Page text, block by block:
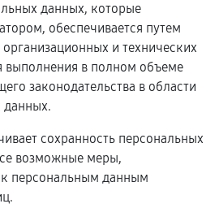
данных, которые
обеспечивается путем
и технических
выполнения в полном объеме
законодательства в области
данных.
сохранность персональных
возможные меры,
персональным данным